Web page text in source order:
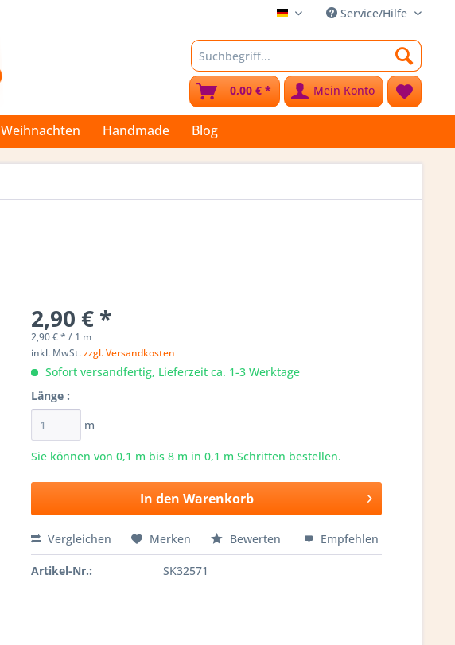
Stoffkleks Service/Hilfe
Mein Konto
0,00 € *
Weihnachten Handmade Blog
2,90 € *
2,90 € * / 1 m
inkl. MwSt.zzgl. Versandkosten
Sofort versandfertig, Lieferzeit ca. 1-3 Werktage
Länge :
m
Sie können von 0,1 m bis8 m in 0,1 m Schritten bestellen.
In den Warenkorb
Vergleichen Merken Bewerten Empfehlen
Artikel-Nr.: SK32571